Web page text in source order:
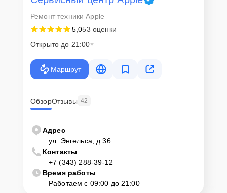
Ремонт техники Apple
5,053 оценки
Открыто до 21:00
Маршрут
ОбзорОтзывы 42
Адрес
ул. Энгельса, д.36
Контакты
+7 (343) 288-39-12
Время работы
Работаем с 09:00 до 21:00